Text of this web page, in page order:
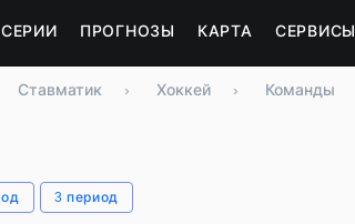
СЕРИИ ПРОГНОЗЫ КАРТА СЕРВИСЫ
Ставматик › Хоккей › Команды
3 период